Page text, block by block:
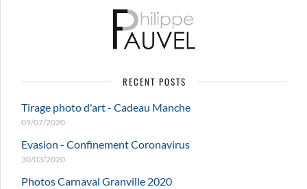
page
du
produit
RECENT POSTS
Tirage photo d'art - Cadeau Manche
09/07/2020
Evasion - Confinement Coronavirus
30/03/2020
Photos Carnaval Granville 2020